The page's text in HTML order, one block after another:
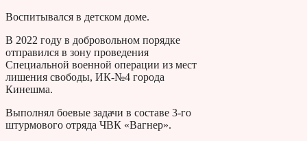
Воспитывался в детском доме.
В 2022 году в добровольном порядке
отправился в зону проведения
Специальной военной операции из мест
лишения свободы, ИК-№4 города
Кинешма.
Выполнял боевые задачи в составе 3-го
штурмового отряда ЧВК «Вагнер».